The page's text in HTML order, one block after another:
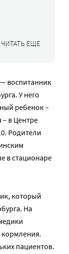
ЧИТАТЬ ЕЩЕ
воспитанник
У него
ребенок –
в Центре
Родители
в стационаре
который
На
кормления.
пациентов.